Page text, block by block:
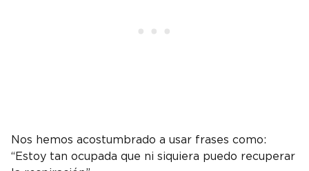
Nos hemos acostumbrado a usar frases como:
“Estoy tan ocupada que ni siquiera puedo recuperar